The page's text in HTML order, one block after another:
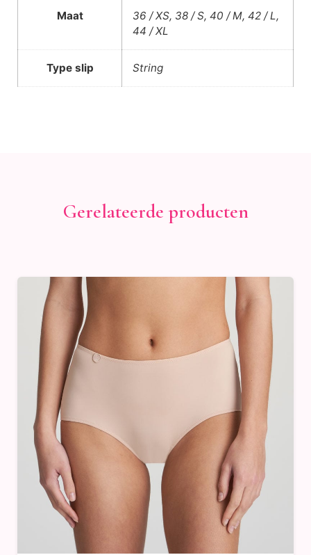
Maat
36 / XS, 38 / S, 40 / M, 42 / L,
44 / XL
Type slip String
Gerelateerde producten